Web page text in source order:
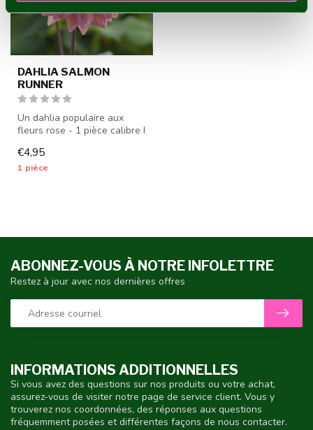
DAHLIA SALMON
RUNNER
Un dahlia populaire aux
fleurs rose - 1 pièce calibre I
€4,95
1 pièce
INFORMATIONS ADDITIONNELLES
Si vous avez des questions sur nos produits ou votre achat,
assurez-vous de visiter notre page de service client. Vous y
trouverez nos coordonnées, des réponses aux questions
fréquemment posées et différentes façons de nous contacter.
ABONNEZ-VOUS À NOTRE INFOLETTRE
Restez à jour avec nos dernières offres